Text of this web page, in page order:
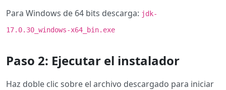
Para Windows de 64 bits descarga: jdk-
17.0.30_windows-x64_bin.exe
Paso 2: Ejecutar el instalador
Haz doble clic sobre el archivo descargado para iniciar